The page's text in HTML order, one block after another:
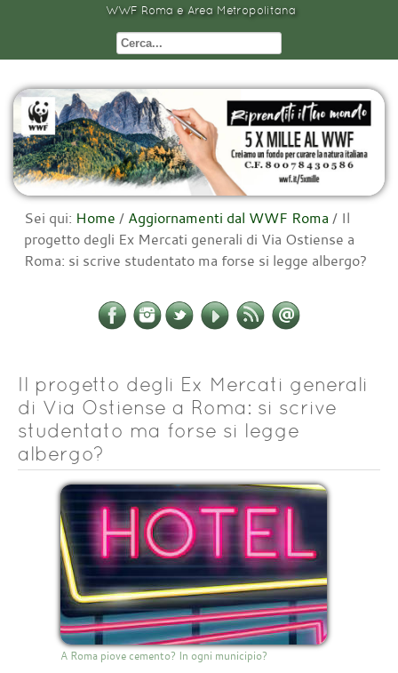
WWF Roma e Area Metropolitana
Sei qui: Home / Aggiornamenti dal WWF Roma / Il
progetto degli Ex Mercati generali di Via Ostiense a
Roma: si scrive studentato ma forse si legge albergo?
Il progetto degli Ex Mercati generali
di Via Ostiense a Roma: si scrive
studentato ma forse si legge
albergo?
A Roma piove cemento? In ogni municipio?